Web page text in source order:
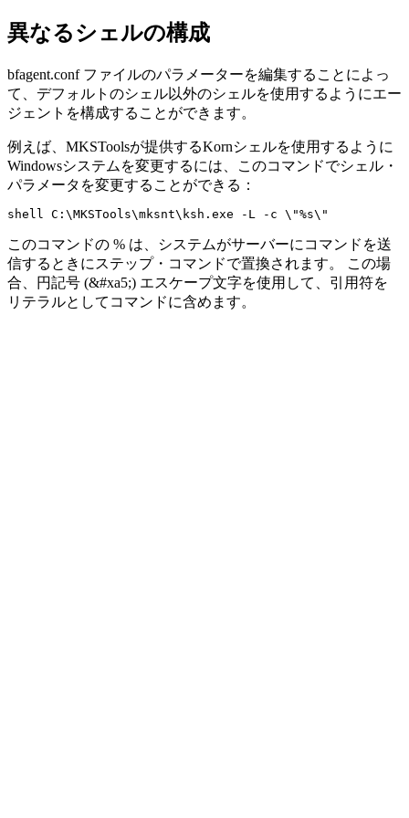
異なるシェルの構成
bfagent.confファイルのパラメーターを編集することによっ
て、デフォルトのシェル以外のシェルを使用するようにエー
ジェントを構成することができます。
例えば、MKSToolsが提供するKornシェルを使用するように
Windowsシステムを変更するには、このコマンドでシェル・
パラメータを変更することができる：
shell C:\MKSTools\mksnt\ksh.exe -L -c \"%s\"
このコマンドの % は、システムがサーバーにコマンドを送
信するときにステップ・コマンドで置換されます。 この場
合、円記号 (&#xa5;) エスケープ文字を使用して、引用符を
リテラルとしてコマンドに含めます。